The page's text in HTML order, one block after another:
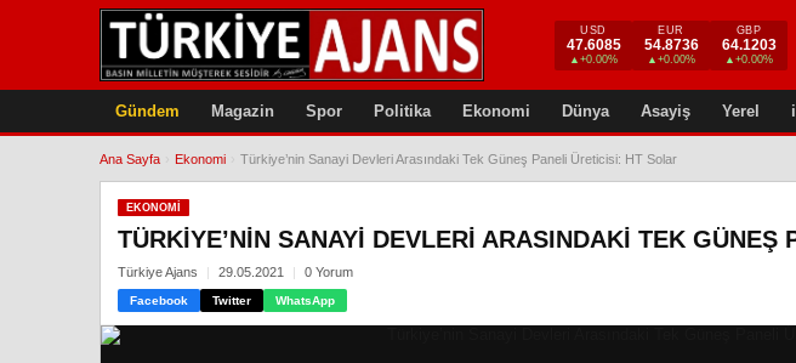
USD
47.6085
▲+0.00%
EUR
54.8736
▲+0.00%
GBP
64.1203
▲+0.00%
Gündem Magazin Spor Politika Ekonomi Dünya Asayiş Yerel
Ana Sayfa Ekonomi Türkiye’nin Sanayi Devleri Arasındaki Tek Güneş Paneli Üreticisi: HT Solar
EKONOMI
TÜRKIYE’NIN SANAYI DEVLERI ARASINDAKI TEK GÜNEŞ
Türkiye Ajans 29.05.2021 0 Yorum
Facebook Twitter WhatsApp